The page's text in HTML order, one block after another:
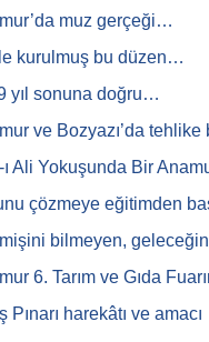
muz gerçeği…
kurulmuş bu düzen…
yıl sonuna doğru…
ve Bozyazı’da
ı Ali Yokuşunda Bir
çözmeye eğitimden
bilmeyen,
6. Tarım ve Gıda
Pınarı harekâtı ve